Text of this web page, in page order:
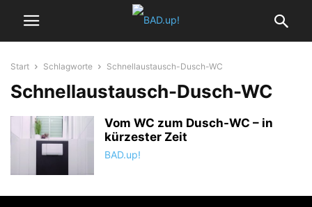
Start Schlagworte Schnellaustausch-Dusch-WC
Schnellaustausch-Dusch-WC
Vom WC zum Dusch-WC – in
kürzester Zeit
BAD.up!